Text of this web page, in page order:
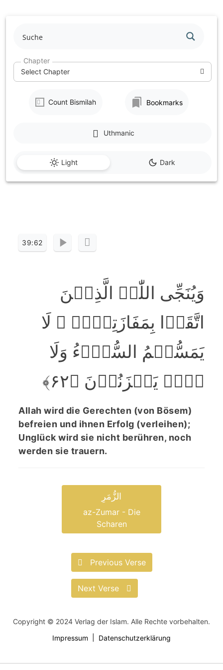
to
content
Chapter
Select Chapter
Count Bismilah Bookmarks
Light Dark
Uthmanic
39:62
وَیُنَجِّی اللّٰہُ الَّذِیۡنَ
اتَّقَوۡا بِمَفَازَتِہِمۡ ۫ لَا
یَمَسُّہُمُ السُّوۡٓءُ وَلَا
ہُمۡ یَحۡزَنُوۡنَ ﴿۶۲﴾
Allah wird die Gerechten (von Bösem)
befreien und ihnen Erfolg (verleihen);
Unglück wird sie nicht berühren, noch
werden sie trauern.
الزُّمَرِ
az-Zumar - Die
Scharen
Previous Verse
Next Verse
Copyright © 2024 Verlag der Islam. Alle Rechte vorbehalten.
Impressum
Datenschutzerklärung